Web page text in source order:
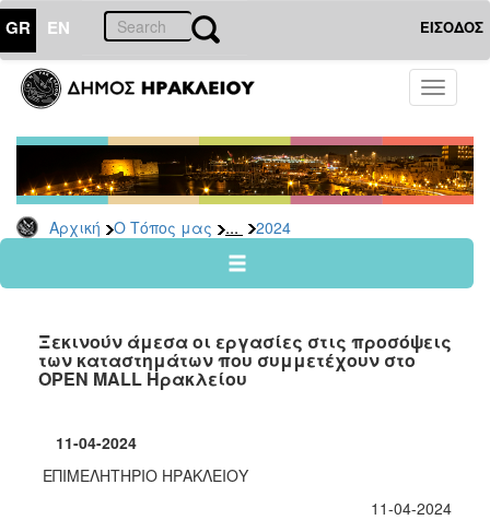
GR EN ΕΙΣΟΔΟΣ
Toggle
Αρχική Ο Τόπος μας ... 2024
ΤΟΠΟΣ
ΜΑΣ
Ανακοινώσεις
Αρχείο
2026
2024
2022
2021
2019
2018
Ξεκινούν άμεσα οι εργασίες στις προσόψεις
των καταστημάτων που συμμετέχουν στο
OPEN MALL Ηρακλείου
11-04-2024
ΕΠΙΜΕΛΗΤΗΡΙΟ ΗΡΑΚΛΕΙΟΥ
11-04-2024